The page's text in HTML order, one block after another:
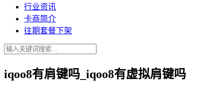
行业资讯
卡商简介
往期套餐下架
iqoo8有肩键吗_iqoo8有虚拟肩键吗